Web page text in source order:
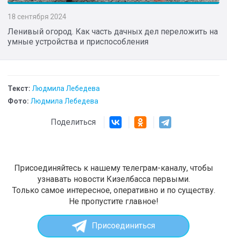
18 сентября 2024
Ленивый огород. Как часть дачных дел переложить на
умные устройства и приспособления
Текст: Людмила Лебедева
Фото: Людмила Лебедева
Поделиться
Присоединяйтесь к нашему телеграм-каналу, чтобы
узнавать новости Кизелбасса первыми.
Только самое интересное, оперативно и по существу.
Не пропустите главное!
Присоединиться